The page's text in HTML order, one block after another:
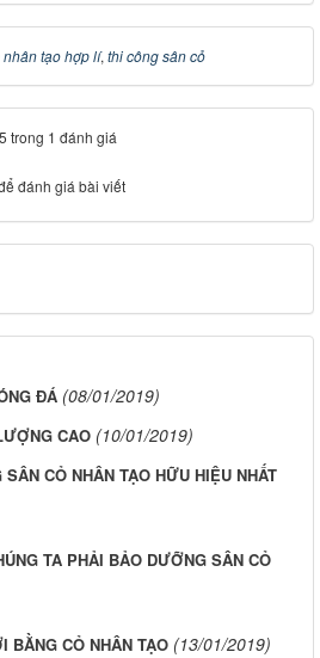
tạo hợp lí, thi công sân cỏ
trong 1 đánh giá
đánh giá bài viết
ĐÁ (08/01/2019)
CAO (10/01/2019)
CỎ NHÂN TẠO HỮU HIỆU NHẤT
TA PHẢI BẢO DƯỠNG SÂN CỎ
BẰNG CỎ NHÂN TẠO (13/01/2019)